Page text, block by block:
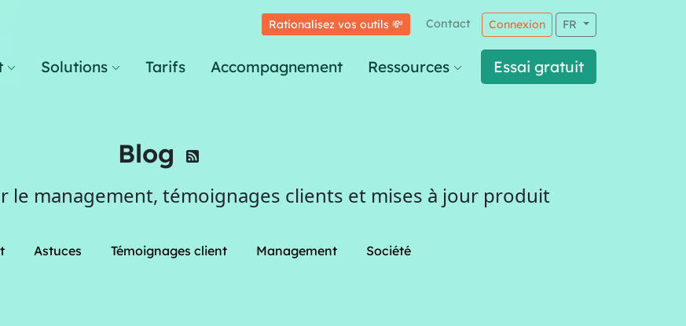
Rationalisez vos outils 💸 Contact Connexion FR
Solutions Tarifs Accompagnement Ressources Essai gratuit
Blog
le management, témoignages clients et mises à jour produit
Astuces Témoignages client Management Société